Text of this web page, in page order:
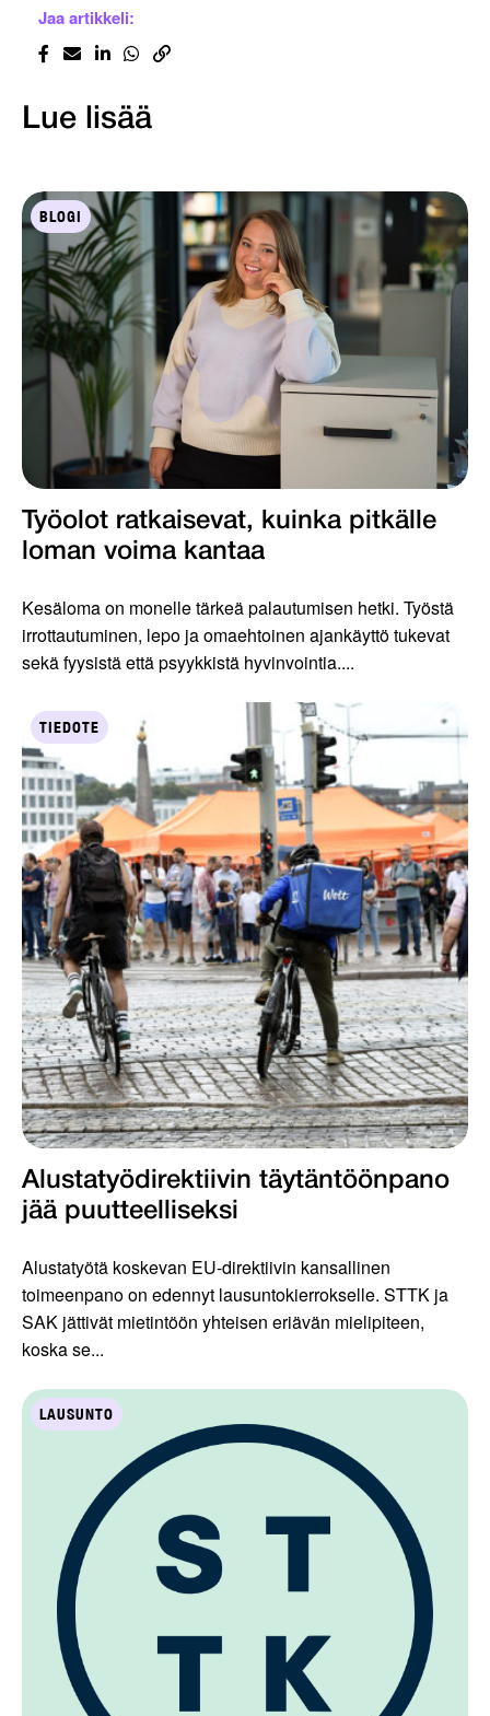
Jaa artikkeli:
Lue lisää
BLOGI
Työolot ratkaisevat, kuinka pitkälle
loman voima kantaa
Kesäloma on monelle tärkeä palautumisen hetki. Työstä
irrottautuminen, lepo ja omaehtoinen ajankäyttö tukevat
sekä fyysistä että psyykkistä hyvinvointia....
TIEDOTE
Alustatyödirektiivin täytäntöönpano
jää puutteelliseksi
Alustatyötä koskevan EU-direktiivin kansallinen
toimeenpano on edennyt lausuntokierrokselle. STTK ja
SAK jättivät mietintöön yhteisen eriävän mielipiteen,
koska se...
LAUSUNTO